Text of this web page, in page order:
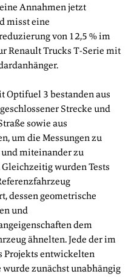
Annahmen jetzt
misst eine
von 12,5 % im
Renault Trucks T-Serie mit
Optifuel 3 bestanden aus
Strecke und
sowie aus
um die Messungen zu
miteinander zu
wurden Tests
dessen geometrische
und
dem
ähnelten. Jede der im
Projekts entwickelten
wurde zunächst unabhängig